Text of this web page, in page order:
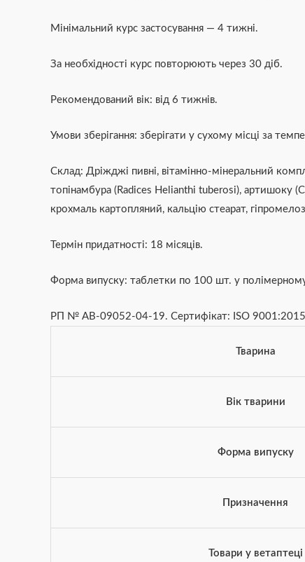
Мінімальний курс застосування — 4 тижні.
За необхідності курс повторюють через 30 діб.
Рекомендований вік: від 6 тижнів.
Умови зберігання: зберігати у сухому місці за
Склад: Дріжджі пивні, вітамінно-мінеральний
топінамбура (Radices Helianthi tuberosi), артишоку
крохмаль картопляний, кальцію стеарат,
Термін придатності: 18 місяців.
Форма випуску: таблетки по 100 шт. у
РП № АВ-09052-04-19. Сертифікат: ISO
Тварина
Вік тварини
Форма випуску
Призначення
Товари у ветаптеці